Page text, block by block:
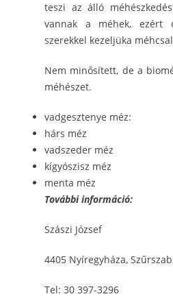
teszi az álló
vannak a méhek, ezért
szerekkel kezeljüka
Nem minősített, de a
méhészet.
vadgesztenye méz:
hárs méz
vadszeder méz
kígyószisz méz
menta méz
További információ:
Szászi József
4405 Nyíregyháza,
Tel: 30 397-3296